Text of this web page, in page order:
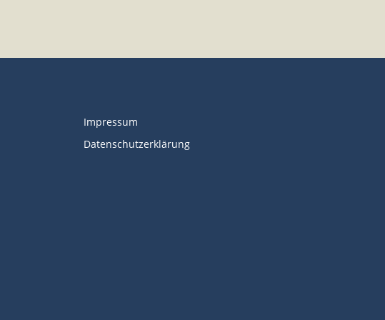
Impressum
Datenschutzerklärung